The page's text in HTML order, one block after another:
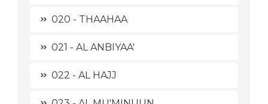
020 - THAAHAA
021 - AL ANBIYAA'
022 - AL HAJJ